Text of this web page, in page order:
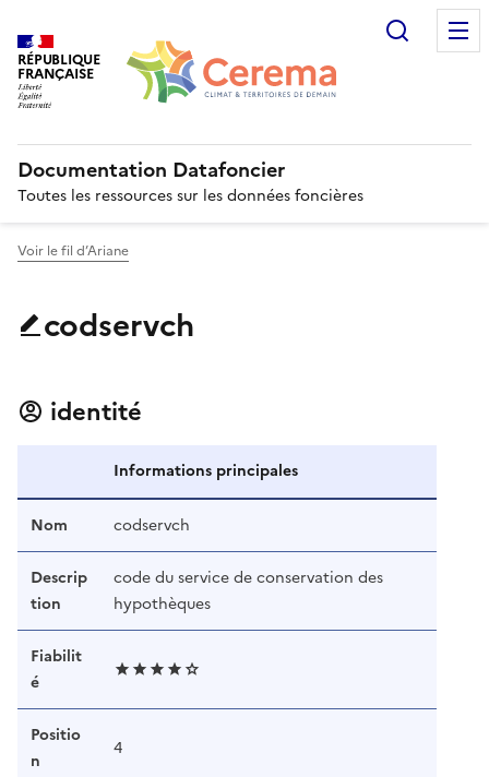
RÉPUBLIQUE
FRANÇAISE
Documentation Datafoncier
Toutes les ressources sur les données foncières
Voir le fil d’Ariane
codservch
identité
Informations principales
Nom codservch
Descrip
tion
code du service de conservation des
hypothèques
Fiabilit
é
Positio
n
4